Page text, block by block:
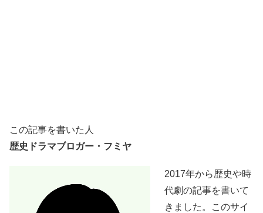
この記事を書いた人
歴史ドラマブロガー・フミヤ
2017年から歴史や時
代劇の記事を書いて
きました。このサイ